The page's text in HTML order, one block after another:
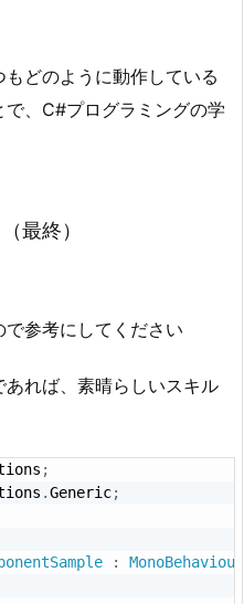
どのように動作している
、C#プログラミングの学
最終）
参考にしてください
れば、素晴らしいスキル
;
.Generic;
:
MonoBehaviour